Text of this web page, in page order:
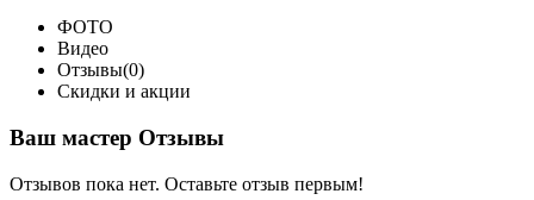
ФОТО
Видео
Отзывы(0)
Скидки и акции
Ваш мастер Отзывы
Отзывов пока нет. Оставьте отзыв первым!